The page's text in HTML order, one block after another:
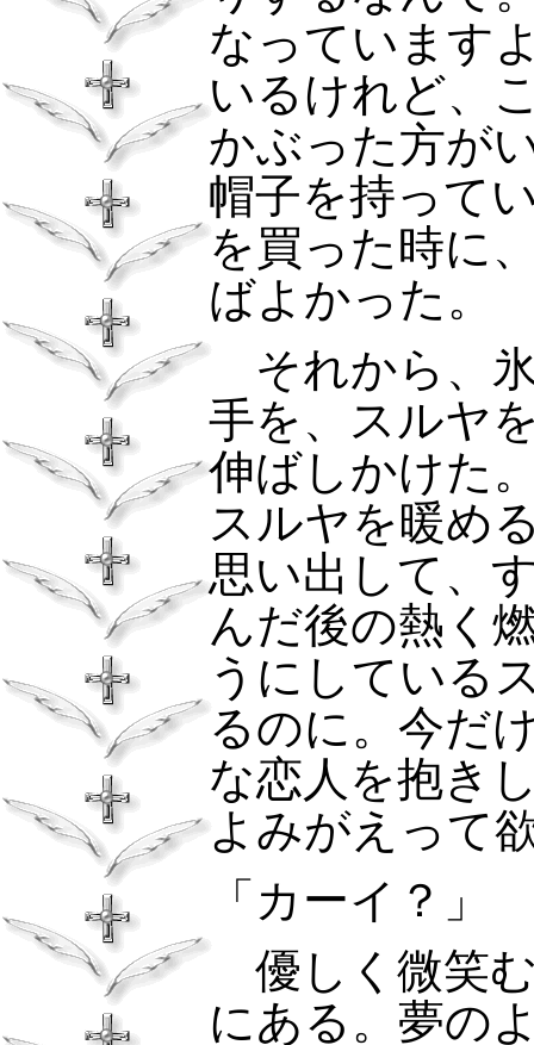
なっています
いるけれど、
かぶった方が
帽子を持って
を買った時に
ばよかった。
それから、
手を、スルヤ
伸ばしかけた
スルヤを暖め
思い出して、
んだ後の熱く
うにしている
るのに。今だ
な恋人を抱き
よみがえって
「カーイ？」
優しく微笑
にある。夢の